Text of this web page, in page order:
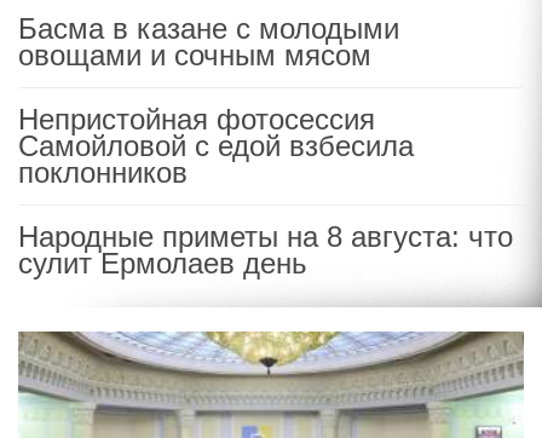
Басма в казане с молодыми
овощами и сочным мясом
Непристойная фотосессия
Самойловой с едой взбесила
поклонников
Народные приметы на 8 августа: что
сулит Ермолаев день